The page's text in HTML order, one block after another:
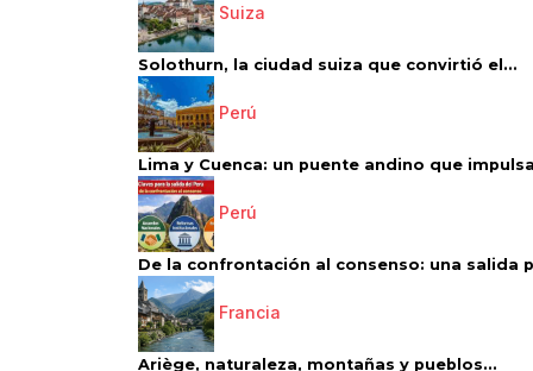
Suiza
Solothurn, la ciudad suiza que convirtió el...
Perú
Lima y Cuenca: un puente andino que
Perú
De la confrontación al consenso: una salida
Francia
Ariège, naturaleza, montañas y pueblos...